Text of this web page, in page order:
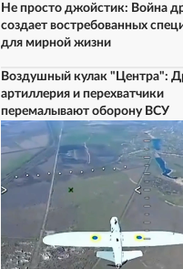
Не просто джойстик: Война
создает востребованных
для мирной жизни
Воздушный кулак "Центра":
артиллерия и перехватчики
перемалывают оборону ВСУ